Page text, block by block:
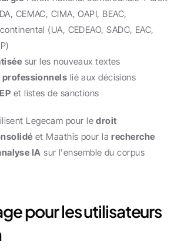
CEMAC, CIMA, OAPI, BEAC,
(UA, CEDEAO, SADC, EAC,
sur les nouveaux textes
professionnels lié aux décisions
et listes de sanctions
Legecam pour le droit
et Maathis pour la recherche
IA sur l'ensemble du corpus
pour les utilisateurs